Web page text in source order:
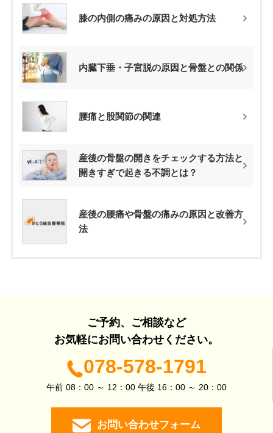
膝の内側の痛みの原因と対処方法
内臓下垂・子宮脱の原因と骨盤との関係
腰痛と股関節の関連
産後の骨盤の開きをチェックする方法と
開きすぎで起きる不調とは？
産後の腰痛や骨盤の痛みの原因と改善方
法
ご予約、ご相談など
お気軽にお問い合わせください。
078-578-1791
午前 08：00 ～ 12：00 午後 16：00 ～ 20：00
お問い合わせフォーム